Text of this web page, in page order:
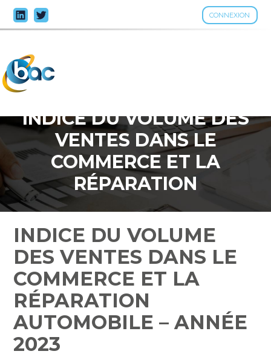
CONNEXION
Aller
au
INDICE DU VOLUME DES
VENTES DANS LE
COMMERCE ET LA
RÉPARATION
AUTOMOBILE – ANNÉE
2023
INDICE DU VOLUME
DES VENTES DANS LE
COMMERCE ET LA
RÉPARATION
AUTOMOBILE – ANNÉE
2023